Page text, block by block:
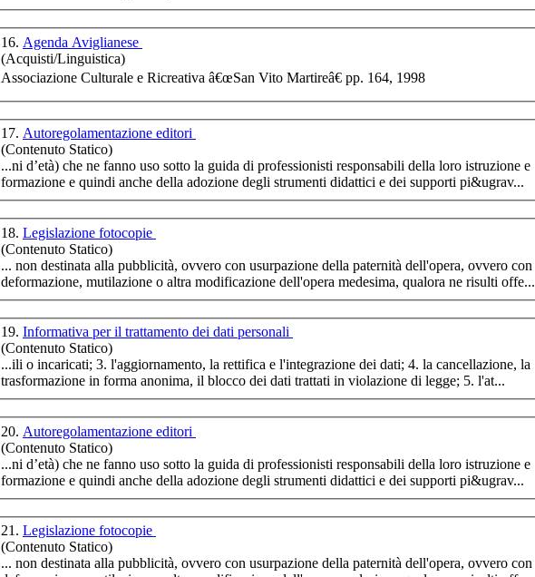
16. Agenda Aviglianese
(Acquisti/Linguistica)
Associazione Culturale e Ricreativa â€œSan Vito Martireâ€ pp. 164, 1998
17. Autoregolamentazione editori
(Contenuto Statico)
...ni d’età) che ne fanno uso sotto la guida di professionisti responsabili della loro istruzione e
formazione e quindi anche della adozione degli strumenti didattici e dei supporti pi&ugrav...
18. Legislazione fotocopie
(Contenuto Statico)
... non destinata alla pubblicità, ovvero con usurpazione della paternità dell'opera, ovvero con
deformazione, mutilazione o altra modificazione dell'opera medesima, qualora ne risulti offe...
19. Informativa per il trattamento dei dati personali
(Contenuto Statico)
...ili o incaricati; 3. l'aggiornamento, la rettifica e l'integrazione dei dati; 4. la cancellazione, la
trasformazione in forma anonima, il blocco dei dati trattati in violazione di legge; 5. l'at...
20. Autoregolamentazione editori
(Contenuto Statico)
...ni d’età) che ne fanno uso sotto la guida di professionisti responsabili della loro istruzione e
formazione e quindi anche della adozione degli strumenti didattici e dei supporti pi&ugrav...
21. Legislazione fotocopie
(Contenuto Statico)
... non destinata alla pubblicità, ovvero con usurpazione della paternità dell'opera, ovvero con